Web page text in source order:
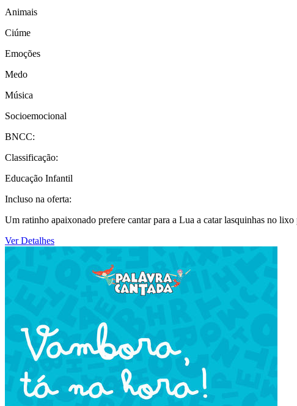
Animais
Ciúme
Emoções
Medo
Música
Socioemocional
BNCC:
Classificação:
Educação Infantil
Incluso na oferta:
Um ratinho apaixonado prefere cantar para a Lua a catar lasquinhas no
Ver Detalhes